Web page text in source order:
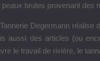
peaux brutes provenant des
Degermann
aussi des articles (ou
le travail de rivière, le